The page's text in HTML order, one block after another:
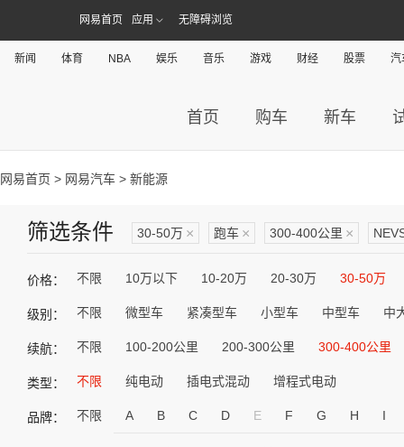
网易首页 应用 无障碍浏览
新闻 体育 NBA 娱乐 音乐 游戏 财经 股票 汽
首页 购车 新车
网易首页 > 网易汽车 > 新能源
筛选条件 30-50万 × 跑车 × 300-400公里 ×
价格： 不限 10万以下 10-20万 20-30万 30-50万
级别： 不限 微型车 紧凑型车 小型车 中型车 中
续航： 不限 100-200公里 200-300公里 300-400公里
类型： 不限 纯电动 插电式混动 增程式电动
品牌： 不限 A B C D E F G H I